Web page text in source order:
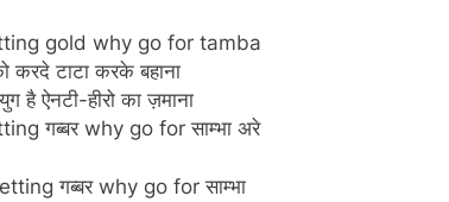
gold why go for tamba
करदे टाटा करके बहाना
है ऐनटी-हीरो का ज़माना
गब्बर why go for साम्भा अरे
गब्बर why go for साम्भा